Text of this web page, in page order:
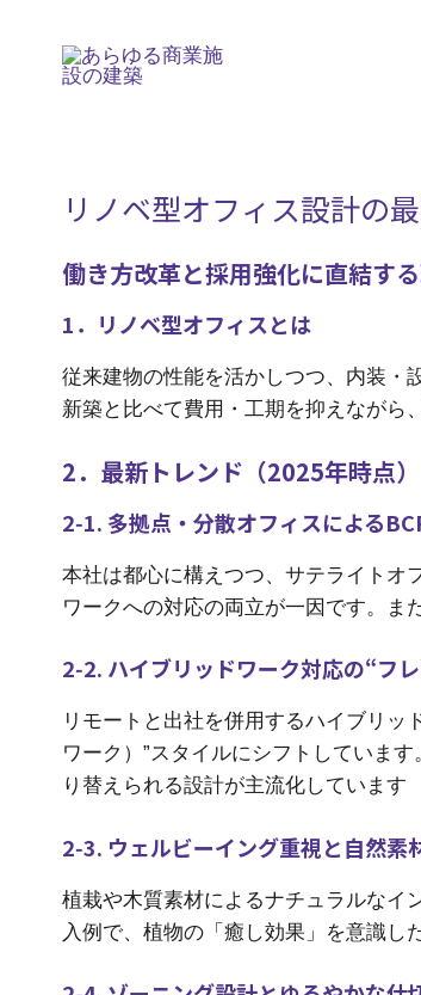
リノベ型オフィス設計の
働き方改革と採用強化に直結す
1．リノベ型オフィスとは
従来建物の性能を活かしつつ、内装・
新築と比べて費用・工期を抑えながら
2．最新トレンド（2025年時点）
2‑1. 多拠点・分散オフィスによる
本社は都心に構えつつ、サテライトオ
ワークへの対応の両立が一因です。ま
2‑2. ハイブリッドワーク対応の“フ
リモートと出社を併用するハイブリッ
ワーク）”スタイルにシフトしていま
り替えられる設計が主流化しています
2‑3. ウェルビーイング重視と自然素
植栽や木質素材によるナチュラルなイ
入例で、植物の「癒し効果」を意識し
navigation